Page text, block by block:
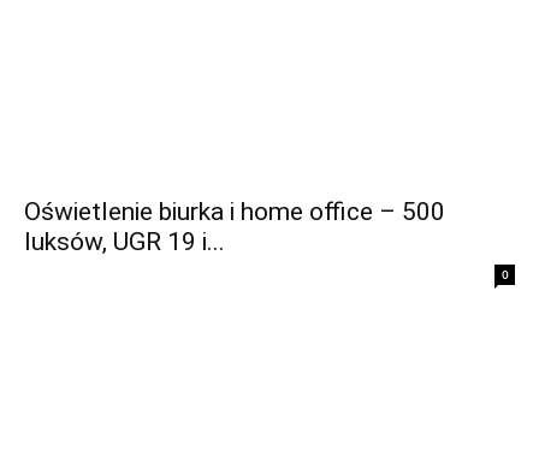
Oświetlenie biurka i home office – 500
luksów, UGR 19 i...
0